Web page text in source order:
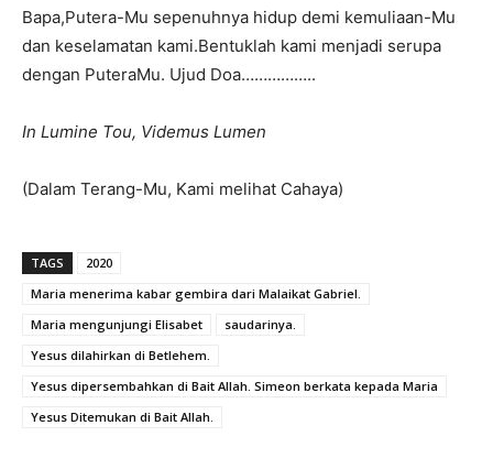
Bapa,Putera-Mu sepenuhnya hidup demi kemuliaan-Mu
dan keselamatan kami.Bentuklah kami menjadi serupa
dengan PuteraMu. Ujud Doa……………..
In Lumine Tou, Videmus Lumen
(Dalam Terang-Mu, Kami melihat Cahaya)
TAGS
2020
Maria menerima kabar gembira dari Malaikat Gabriel.
Maria mengunjungi Elisabet
saudarinya.
Yesus dilahirkan di Betlehem.
Yesus dipersembahkan di Bait Allah. Simeon berkata kepada Maria
Yesus Ditemukan di Bait Allah.